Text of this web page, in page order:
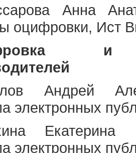
Анна
оцифровки, Ист
и
Андрей
электронных
Екатерина
электронных